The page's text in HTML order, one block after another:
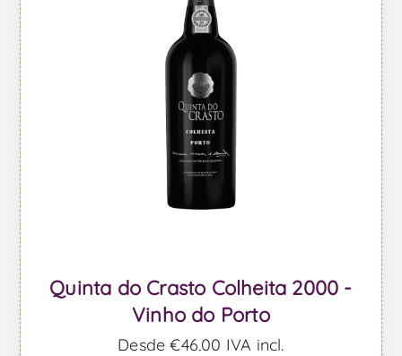
Quinta do Crasto Colheita 2000 -
Vinho do Porto
Desde €46,00 IVA incl.